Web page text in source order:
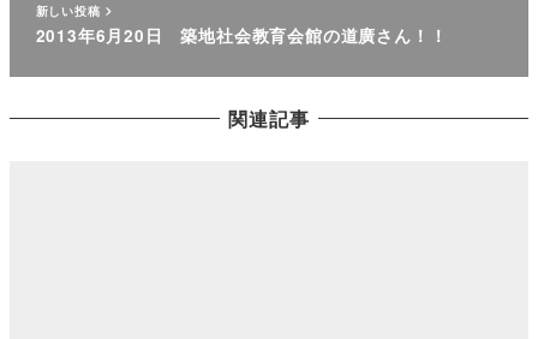
新しい投稿
2013年6月20日 築地社会教育会館の道廣さん！！
関連記事